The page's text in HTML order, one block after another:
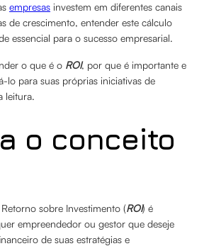
empresas investem em diferentes canais
de crescimento, entender este cálculo
essencial para o sucesso empresarial.
o que é o ROI, por que é importante e
lo para suas próprias iniciativas de
leitura.
o conceito
sobre Investimento (ROI) é
empreendedor ou gestor que deseje
de suas estratégias e